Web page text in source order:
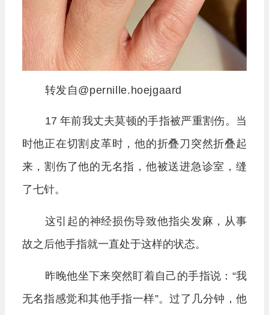
转发自@pernille.hoejgaard
17 年前我丈夫莫顿的手指被严重割伤。当
时他正在切割皮革时，他的折叠刀突然折叠起
来，割伤了他的无名指，他被送进急诊室，缝
了七针。
这引起的神经损伤导致他指尖发麻，从事
故之后他手指就一直处于这样的状态。
昨晚他坐下来突然盯着自己的手指说：“我
无名指感觉和其他手指一样”。过了几分钟，他